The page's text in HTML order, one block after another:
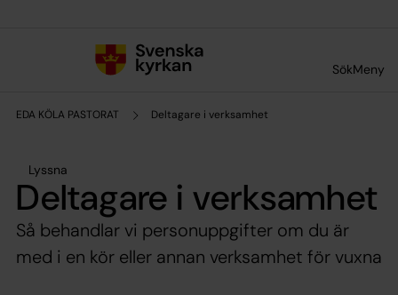
SökMeny
EDA KÖLA PASTORAT Deltagare i verksamhet
Lyssna
Deltagare i verksamhet
Så behandlar vi personuppgifter om du är
med i en kör eller annan verksamhet för vuxna